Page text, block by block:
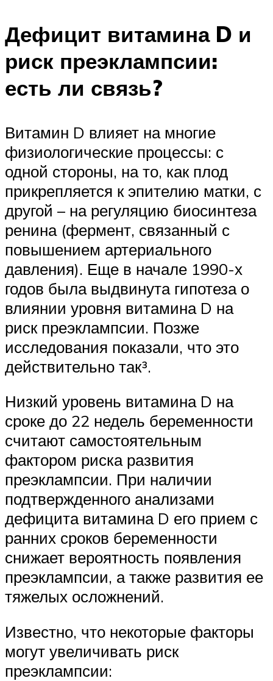
Дефицит витамина D и
риск преэклампсии:
есть ли связь?
Витамин D влияет на многие
физиологические процессы: с
одной стороны, на то, как плод
прикрепляется к эпителию матки, с
другой – на регуляцию биосинтеза
ренина (фермент, связанный с
повышением артериального
давления). Еще в начале 1990-х
годов была выдвинута гипотеза о
влиянии уровня витамина D на
риск преэклампсии. Позже
исследования показали, что это
действительно так³.
Низкий уровень витамина D на
сроке до 22 недель беременности
считают самостоятельным
фактором риска развития
преэклампсии. При наличии
подтвержденного анализами
дефицита витамина D его прием с
ранних сроков беременности
снижает вероятность появления
преэклампсии, а также развития ее
тяжелых осложнений.
Известно, что некоторые факторы
могут увеличивать риск
преэклампсии: